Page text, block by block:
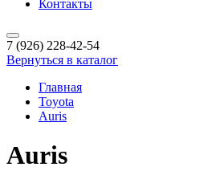
Контакты
7 (926) 228-42-54
Вернуться в каталог
Главная
Toyota
Auris
Auris